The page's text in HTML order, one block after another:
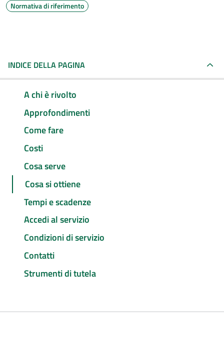
Normativa di riferimento
INDICE DELLA PAGINA
A chi è rivolto
Approfondimenti
Come fare
Costi
Cosa serve
Cosa si ottiene
Tempi e scadenze
Accedi al servizio
Condizioni di servizio
Contatti
Strumenti di tutela